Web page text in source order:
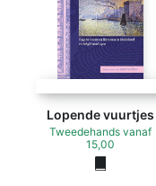
Lopende vuurtjes
Tweedehands vanaf
15,00